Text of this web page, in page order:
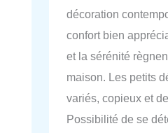
décoration
confort bien
et la sérénité
maison. Les petits
variés, copieux et
Possibilité de se